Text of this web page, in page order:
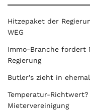
Hitzepaket der
WEG
Immo-Branche fordert
Regierung
Butler’s zieht in
Temperatur-
Mietervereinigung